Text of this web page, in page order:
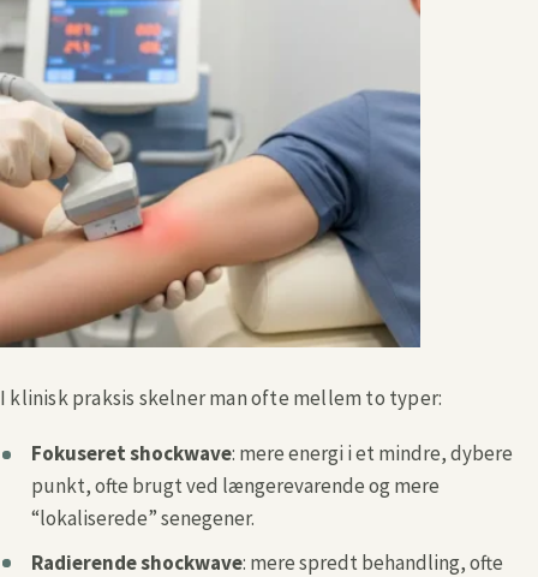
I klinisk praksis skelner man ofte mellem to typer:
Fokuseret shockwave: mere energi i et mindre, dybere
punkt, ofte brugt ved længerevarende og mere
“lokaliserede” senegener.
Radierende shockwave: mere spredt behandling, ofte